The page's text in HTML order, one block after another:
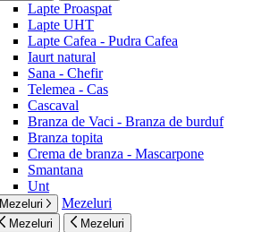
Lapte Proaspat
Lapte UHT
Lapte Cafea - Pudra Cafea
Iaurt natural
Sana - Chefir
Telemea - Cas
Cascaval
Branza de Vaci - Branza de burduf
Branza topita
Crema de branza - Mascarpone
Smantana
Unt
Mezeluri Mezeluri
Mezeluri
Mezeluri